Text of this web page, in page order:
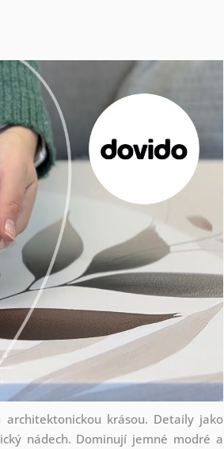
krásou. Detaily jako
nádech. Dominují jemné modré a